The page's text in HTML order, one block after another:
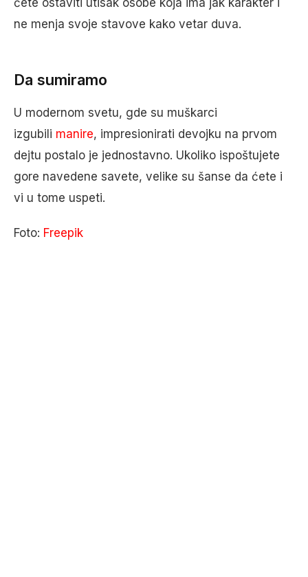
ne menja svoje stavove kako vetar duva.
Da sumiramo
U modernom svetu, gde su muškarci
izgubili manire, impresionirati devojku na prvom
dejtu postalo je jednostavno. Ukoliko ispoštujete
gore navedene savete, velike su šanse da ćete i
vi u tome uspeti.
Foto: Freepik